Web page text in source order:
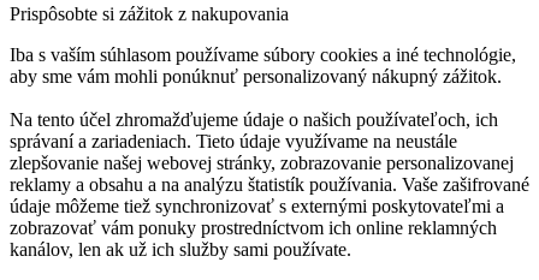
Prispôsobte si zážitok z nakupovania
Iba s vaším súhlasom používame súbory cookies a iné technológie,
aby sme vám mohli ponúknuť personalizovaný nákupný zážitok.
Na tento účel zhromažďujeme údaje o našich používateľoch, ich
správaní a zariadeniach. Tieto údaje využívame na neustále
zlepšovanie našej webovej stránky, zobrazovanie personalizovanej
reklamy a obsahu a na analýzu štatistík používania. Vaše zašifrované
údaje môžeme tiež synchronizovať s externými poskytovateľmi a
zobrazovať vám ponuky prostredníctvom ich online reklamných
kanálov, len ak už ich služby sami používate.